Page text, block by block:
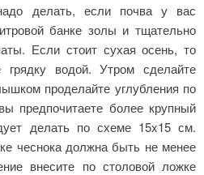
делать, если почва у вас
банке золы и тщательно
Если стоит сухая осень, то
грядку водой. Утром сделайте
проделайте углубления по
предпочитаете более крупный
делать по схеме 15x15 см.
чеснока должна быть не менее
внесите по столовой ложке